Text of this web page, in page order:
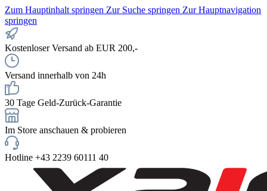
Zum Hauptinhalt springen Zur Suche springen Zur Hauptnavigation
springen
Kostenloser Versand ab EUR 200,-
Versand innerhalb von 24h
30 Tage Geld-Zurück-Garantie
Im Store anschauen & probieren
Hotline +43 2239 60111 40